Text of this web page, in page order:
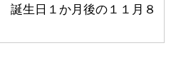
誕生日１か月後の１１月８